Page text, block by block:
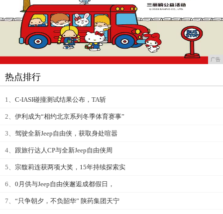
广告
热点排行
1、 C-IASI碰撞测试结果公布，TA斩
2、 伊利成为“相约北京系列冬季体育赛事”
3、 驾驶全新Jeep自由侠，获取身处喧嚣
4、 跟旅行达人CP与全新Jeep自由侠周
5、 宗馥莉连获两项大奖，15年持续探索实
6、 0月供与Jeep自由侠邂逅成都假日，
7、 “只争朝夕，不负韶华” 陕药集团天宁